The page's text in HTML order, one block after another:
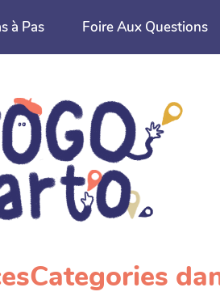
à Pas Foire Aux Questions